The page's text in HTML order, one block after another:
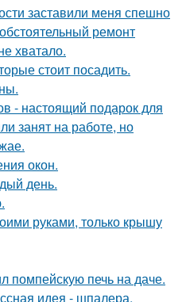
заставили меня спешно
ремонт
хватало.
стоит посадить.
- настоящий подарок для
занят на работе, но
окон.
день.
руками, только крышу
помпейскую печь на даче.
идея - шпалера,